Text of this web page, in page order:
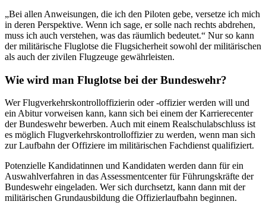
„Bei allen Anweisungen, die ich den Piloten gebe, versetze ich mich
in deren Perspektive. Wenn ich sage, er solle nach rechts abdrehen,
muss ich auch verstehen, was das räumlich bedeutet.“ Nur so kann
der militärische Fluglotse die Flugsicherheit sowohl der militärischen
als auch der zivilen Flugzeuge gewährleisten.
Wie wird man Fluglotse bei der Bundeswehr?
Wer Flugverkehrskontrolloffizierin oder -offizier werden will und
ein Abitur vorweisen kann, kann sich bei einem der Karrierecenter
der Bundeswehr bewerben. Auch mit einem Realschulabschluss ist
es möglich Flugverkehrskontrolloffizier zu werden, wenn man sich
zur Laufbahn der Offiziere im militärischen Fachdienst qualifiziert.
Potenzielle Kandidatinnen und Kandidaten werden dann für ein
Auswahlverfahren in das Assessmentcenter für Führungskräfte der
Bundeswehr eingeladen. Wer sich durchsetzt, kann dann mit der
militärischen Grundausbildung die Offizierlaufbahn beginnen.